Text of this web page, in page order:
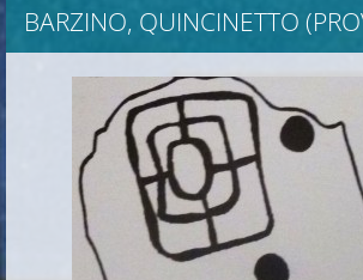
BARZINO, QUINCINETTO